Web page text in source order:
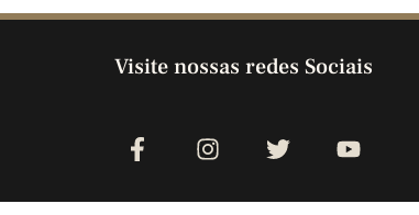
Visite nossas redes Sociais